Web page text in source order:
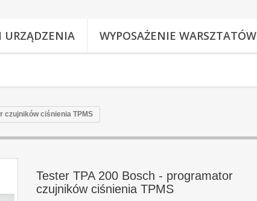
URZĄDZENIA WYPOSAŻENIE WARSZTATÓW
czujników ciśnienia TPMS
Tester TPA 200 Bosch - programator
czujników ciśnienia TPMS